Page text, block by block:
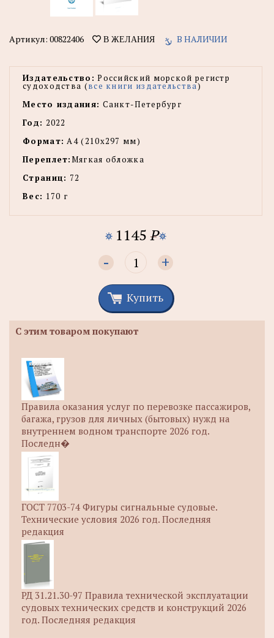
Артикул: 00822406 В ЖЕЛАНИЯ В НАЛИЧИИ
Издательство: Российский морской регистр
судоходства (все книги издательства)
Место издания: Санкт-Петербург
Год: 2022
Формат: А4 (210х297 мм)
Переплет:Мягкая обложка
Страниц: 72
Вес: 170 г
1145 P
- +
Купить
С этим товаром покупают
Правила оказания услуг по перевозке пассажиров,
багажа, грузов для личных (бытовых) нужд на
внутреннем водном транспорте 2026 год.
Последн�
ГОСТ 7703-74 Фигуры сигнальные судовые.
Технические условия 2026 год. Последняя
редакция
РД 31.21.30-97 Правила технической эксплуатации
судовых технических средств и конструкций 2026
год. Последняя редакция